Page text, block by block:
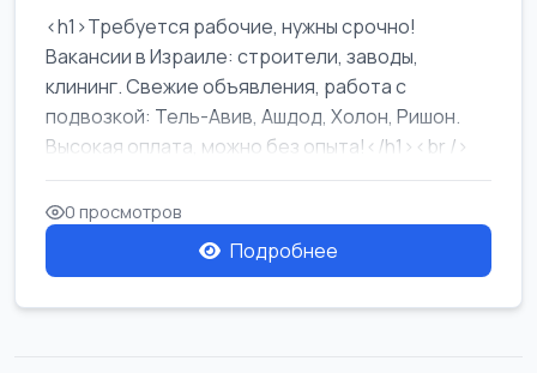
<h1>Требуется рабочие, нужны срочно!
Вакансии в Израиле: строители, заводы,
клининг. Свежие объявления, работа с
подвозкой: Тель-Авив, Ашдод, Холон, Ришон.
Высокая оплата, можно без опыта!</h1><br />
...
0 просмотров
Подробнее